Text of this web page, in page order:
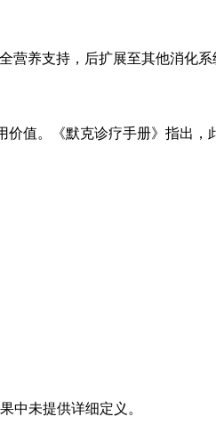
营养支持，后扩展至其他消化系
值。《默克诊疗手册》指出
中未提供详细定义。